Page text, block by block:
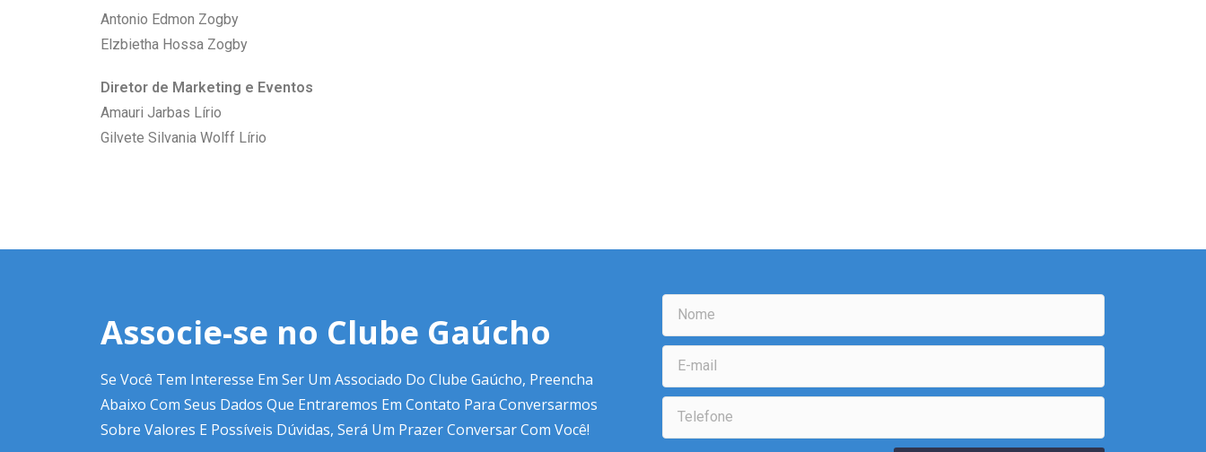
Antonio Edmon Zogby
Elzbietha Hossa Zogby
Diretor de Marketing e Eventos
Amauri Jarbas Lírio
Gilvete Silvania Wolff Lírio
Associe-se no Clube Gaúcho
Se Você Tem Interesse Em Ser Um Associado Do Clube Gaúcho, Preencha
Abaixo Com Seus Dados Que Entraremos Em Contato Para Conversarmos
Sobre Valores E Possíveis Dúvidas, Será Um Prazer Conversar Com Você!